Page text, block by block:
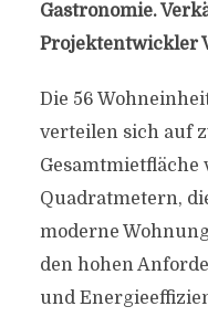
Gastronomie.
Projektentwickler
Die 56
verteilen sich auf
Gesamtmietfläche
Quadratmetern,
moderne
den hohen
und